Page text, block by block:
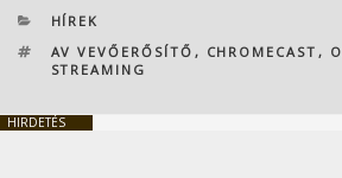
KATEGÓRIÁK
HÍREK
CÍMKÉK
AV VEVŐERŐSÍTŐ , CHROMECAST ,
STREAMING
HIRDETÉS